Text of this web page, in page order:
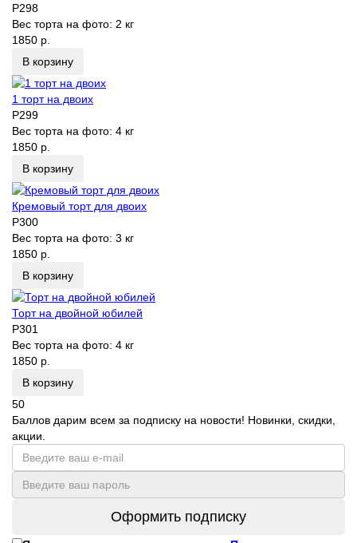
P298
Вес торта на фото: 2 кг
1850 р.
В корзину
1 торт на двоих
P299
Вес торта на фото: 4 кг
1850 р.
В корзину
Кремовый торт для двоих
P300
Вес торта на фото: 3 кг
1850 р.
В корзину
Торт на двойной юбилей
P301
Вес торта на фото: 4 кг
1850 р.
В корзину
50
Баллов дарим всем за подписку на новости! Новинки, скидки,
акции.
Оформить подписку